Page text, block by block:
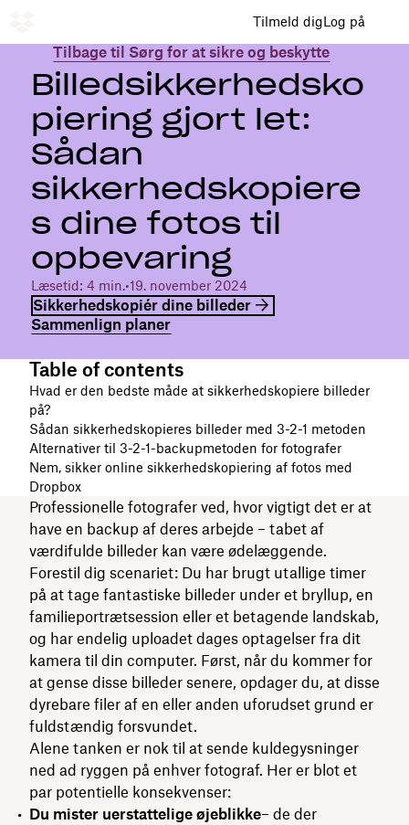
Tilmeld digLog på
Tilbage til Sørg for at sikre og beskytte
Billedsikkerhedsko
piering gjort let:
Sådan
sikkerhedskopiere
s dine fotos til
opbevaring
Læsetid: 4 min.•19. november 2024
Sikkerhedskopiér dine billeder
Sammenlign planer
Table of contents
Hvad er den bedste måde at sikkerhedskopiere billeder
på?
Sådan sikkerhedskopieres billeder med 3-2-1 metoden
Alternativer til 3-2-1-backupmetoden for fotografer
Nem, sikker online sikkerhedskopiering af fotos med
Dropbox
Professionelle fotografer ved, hvor vigtigt det er at
have en backup af deres arbejde – tabet af
værdifulde billeder kan være ødelæggende.
Forestil dig scenariet: Du har brugt utallige timer
på at tage fantastiske billeder under et bryllup, en
familieportrætsession eller et betagende landskab,
og har endelig uploadet dages optagelser fra dit
kamera til din computer. Først, når du kommer for
at gense disse billeder senere, opdager du, at disse
dyrebare filer af en eller anden uforudset grund er
fuldstændig forsvundet.
Alene tanken er nok til at sende kuldegysninger
ned ad ryggen på enhver fotograf. Her er blot et
par potentielle konsekvenser:
Du mister uerstattelige øjeblikke– de der